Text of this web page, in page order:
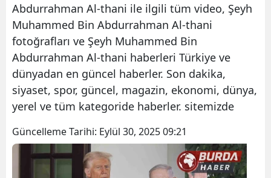
Abdurrahman Al-thani ile ilgili tüm video, Şeyh
Muhammed Bin Abdurrahman Al-thani
fotoğrafları ve Şeyh Muhammed Bin
Abdurrahman Al-thani haberleri Türkiye ve
dünyadan en güncel haberler. Son dakika,
siyaset, spor, güncel, magazin, ekonomi, dünya,
yerel ve tüm kategoride haberler. sitemizde
Güncelleme Tarihi: Eylül 30, 2025 09:21